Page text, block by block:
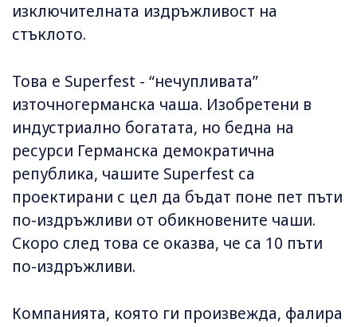
изключителната издръжливост на
стъклото.
Това е Superfest - “нечупливата”
източногерманска чаша. Изобретени в
индустриално богатата, но бедна на
ресурси Германска демократична
република, чашите Superfest са
проектирани с цел да бъдат поне пет пъти
по-издръжливи от обикновените чаши.
Скоро след това се оказва, че са 10 пъти
по-издръжливи.
Компанията, която ги произвежда, фалира